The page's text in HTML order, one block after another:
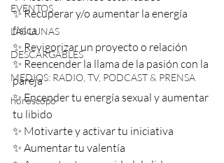
EVENTOS
LAS LUNAS
DESCARGABLES
MEDIOS: RADIO, TV, PODCAST & PRENSA
horóscopo
✨ Recuperar y/o aumentar la energía
física
✨ Revigorizar un proyecto o relación
✨ Reencender la llama de la pasión con la
pareja
✨ Encender tu energía sexual y aumentar
tu libido
✨ Motivarte y activar tu iniciativa
✨ Aumentar tu valentía